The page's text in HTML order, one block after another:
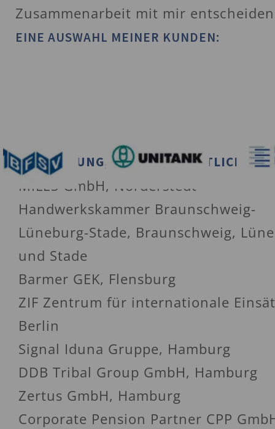
Zusammenarbeit mit mir
EINE AUSWAHL MEINER KUNDEN:
VERWALTUNG, BÜROS, ÖFFENTLICHER
MILES GmbH, Norderstedt
Handwerkskammer Braunschweig-
Lüneburg-Stade, Braunschweig,
und Stade
Barmer GEK, Flensburg
ZIF Zentrum für internationale
Berlin
Signal Iduna Gruppe, Hamburg
DDB Tribal Group GmbH, Hamburg
Zertus GmbH, Hamburg
Corporate Pension Partner CPP